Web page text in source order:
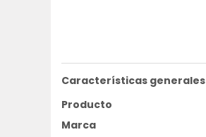
Características generales
Producto
Marca